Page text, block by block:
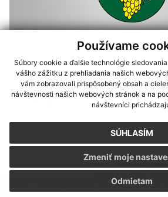
Používame
Súbory cookie a ďalšie technológie
vášho zážitku z prehliadania našich
vám zobrazovali prispôsobený obsah a
návštevnosti našich webových stránok a na
návštevníci
SÚHLASÍM
Odmietam
Zmeniť moje
20.09.2021
Zber, separácia a recyklácia
a akumulátorov